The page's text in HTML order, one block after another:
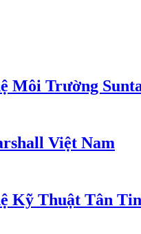
Môi Trường
Việt Nam
Kỹ Thuật Tân